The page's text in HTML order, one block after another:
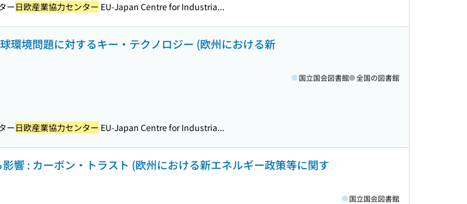
ー日欧産業協力センター EU-Japan Centre for Industria...
環境問題に対するキー・テクノロジー (欧州における新
国立国会図書館 全国の図書館
ー日欧産業協力センター EU-Japan Centre for Industria...
響 : カーボン・トラスト (欧州における新エネルギー政策等に関す
国立国会図書館